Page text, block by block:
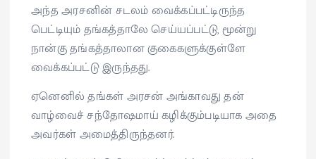
அந்த அரசனின் சடலம் வைக்கப்பட்டிருந்த
பெட்டியும் தங்கத்தாலே செய்யப்பட்டு, மூன்று
நான்கு தங்கத்தாலான குகைகளுக்குள்ளே
வைக்கப்பட்டு இருந்தது.
ஏனெனில் தங்கள் அரசன் அங்காவது தன்
வாழ்வைச் சந்தோஷமாய் கழிக்கும்படியாக அதை
அவர்கள் அமைத்திருந்தனர்.